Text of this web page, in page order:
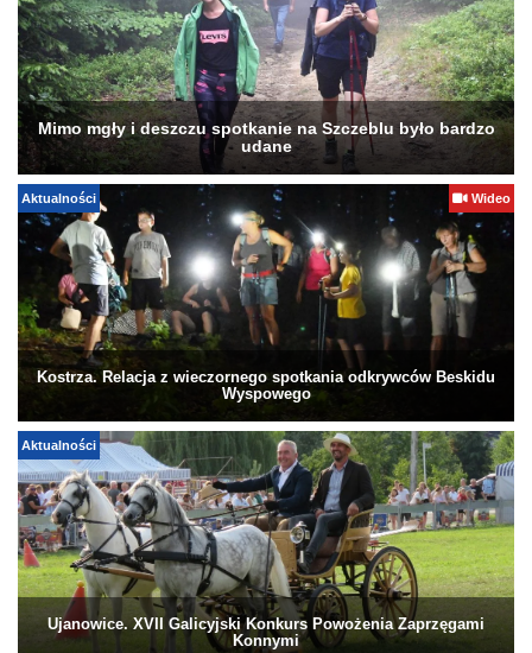
Mimo mgły i deszczu spotkanie na Szczeblu było bardzo
udane
Aktualności Wideo
Kostrza. Relacja z wieczornego spotkania odkrywców Beskidu
Wyspowego
Aktualności
Ujanowice. XVII Galicyjski Konkurs Powożenia Zaprzęgami
Konnymi